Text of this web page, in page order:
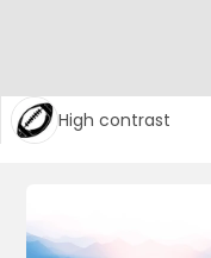
High contrast